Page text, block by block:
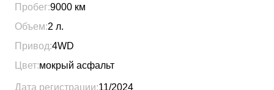
Пробег:9000 км
Объем:2 л.
Привод:4WD
Цвет:мокрый асфальт
Дата регистрации:11/2024